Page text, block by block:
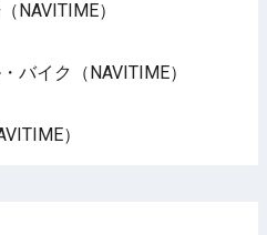
NAVITIME）
バイク（NAVITIME）
）